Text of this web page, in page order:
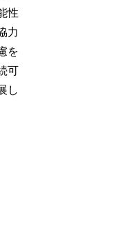
性
力
を
可
し